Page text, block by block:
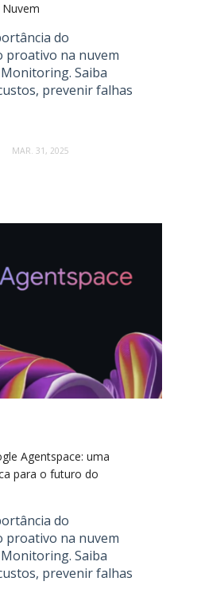
do
proativo na nuvem
Saiba
prevenir falhas
MAR. 31, 2025
Agentspace: uma
para o futuro do
do
proativo na nuvem
Saiba
prevenir falhas